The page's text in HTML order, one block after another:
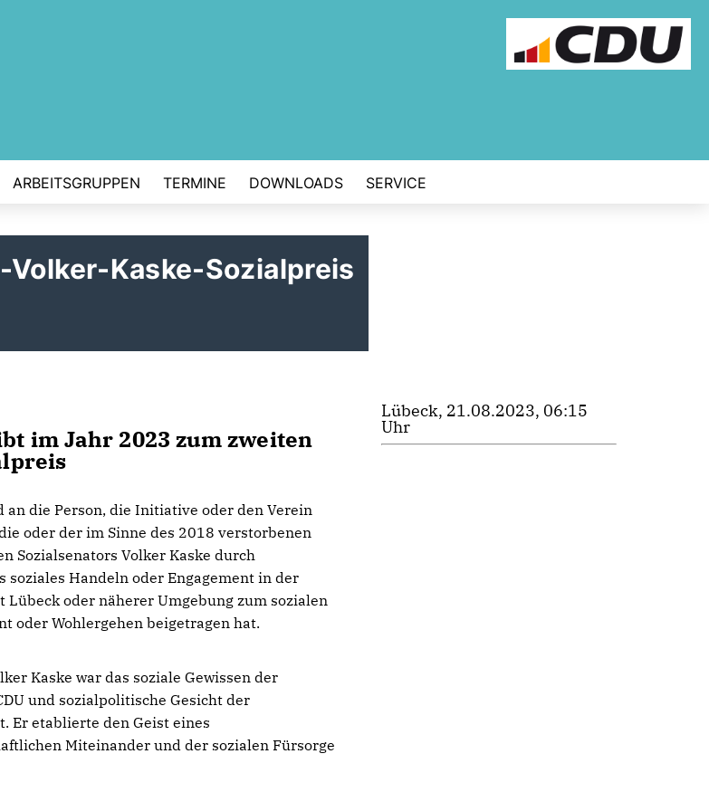
ARBEITSGRUPPEN TERMINE DOWNLOADS SERVICE
Kaske-Sozialpreis
im Jahr 2023 zum zweiten
an die Person, die Initiative oder den Verein
oder der im Sinne des 2018 verstorbenen
Sozialsenators Volker Kaske durch
soziales Handeln oder Engagement in der
Lübeck oder näherer Umgebung zum sozialen
oder Wohlergehen beigetragen hat.
Kaske war das soziale Gewissen der
und sozialpolitische Gesicht der
Er etablierte den Geist eines
Miteinander und der sozialen Fürsorge
Lübeck, 21.08.2023, 06:15
Uhr